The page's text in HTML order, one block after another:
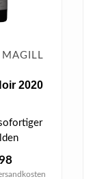
MAGILL
2020